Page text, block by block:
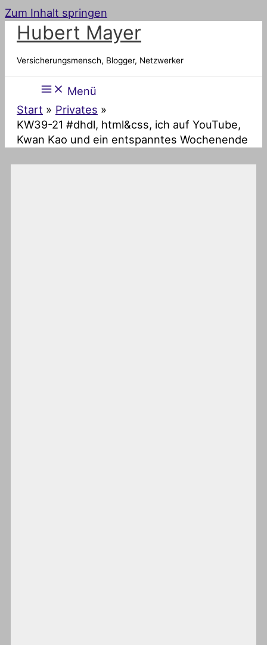
Zum Inhalt springen
Hubert Mayer
Versicherungsmensch, Blogger, Netzwerker
Menü
Start
Privates
KW39-21 #dhdl, html&css, ich auf YouTube,
Kwan Kao und ein entspanntes Wochenende